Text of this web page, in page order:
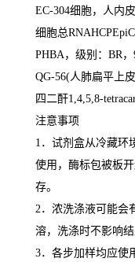
EC-304细胞，人内
细胞总
PHBA ，级别： BR ，
QG-56(人肺扁平上
四二酐1,4,5,8-
注意事项
1 ．试剂盒从冷藏环
使用，酶标包被板
存。
2 ．浓洗涤液可能会
溶，洗涤时不影响结
3．各步加样均应使